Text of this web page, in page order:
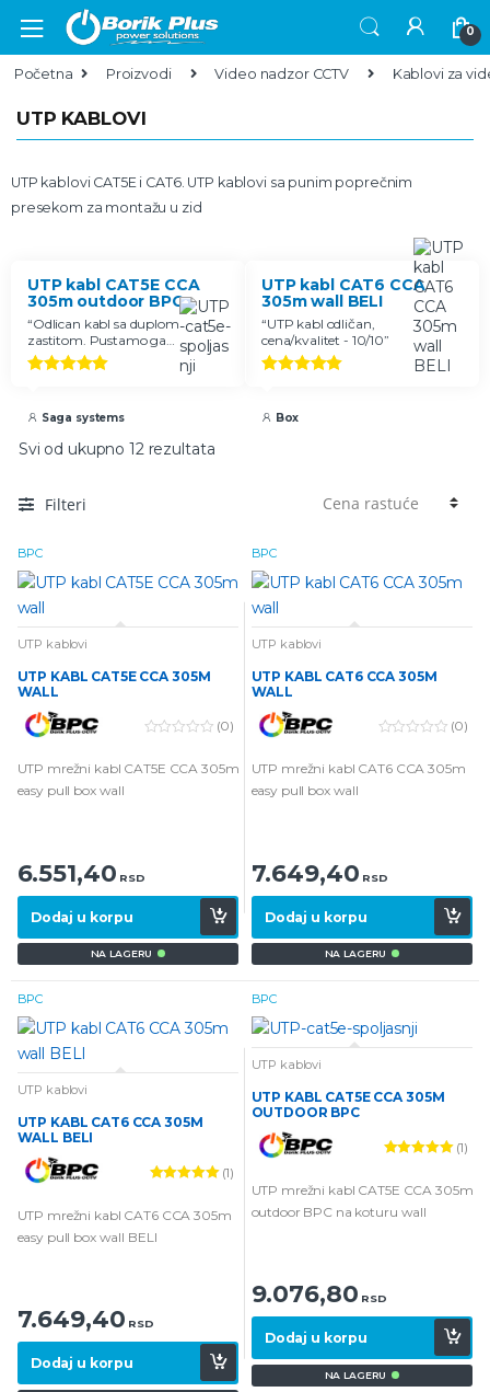
Skip to navigation
Skip to content
0
Početna Proizvodi Video nadzor CCTV Kablovi za
UTP KABLOVI
UTP kablovi CAT5E i CAT6. UTP kablovi sa punim poprečnim
presekom za montažu u zid
UTP kabl CAT5E CCA
305m outdoor BPC
“Odlican kabl sa duplom
zastitom. Pustamo ga
kako spolja tako i unutra.
Vrlo malo je kruci od
Saga systems
UTP kabl CAT6 CCA
305m wall BELI
“UTP kabl odličan,
cena/kvalitet - 10/10”
Box
Svi od ukupno 12 rezultata
Filteri
BPC
UTP kablovi
UTP KABL CAT5E CCA 305M
WALL
u
(0)
UTP mrežni kabl CAT5E CCA 305m
easy pull box wall
6.551,40 RSD
Dodaj u korpu
NA LAGERU
BPC
UTP kablovi
UTP KABL CAT6 CCA 305M
WALL
u
(0)
UTP mrežni kabl CAT6 CCA 305m
easy pull box wall
7.649,40 RSD
Dodaj u korpu
NA LAGERU
BPC
UTP kablovi
UTP KABL CAT6 CCA 305M
WALL BELI
(1)
UTP mrežni kabl CAT6 CCA 305m
easy pull box wall BELI
7.649,40 RSD
Dodaj u korpu
BPC
UTP kablovi
UTP KABL CAT5E CCA 305M
OUTDOOR BPC
(1)
UTP mrežni kabl CAT5E CCA 305m
outdoor BPC na koturu wall
9.076,80 RSD
Dodaj u korpu
NA LAGERU